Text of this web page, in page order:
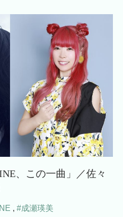
、この一曲」／佐々
, #成瀬瑛美